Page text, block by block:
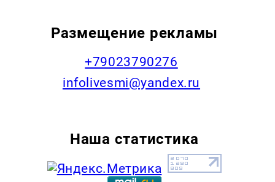
Размещение рекламы
+79023790276
infolivesmi@yandex.ru
Наша статистика